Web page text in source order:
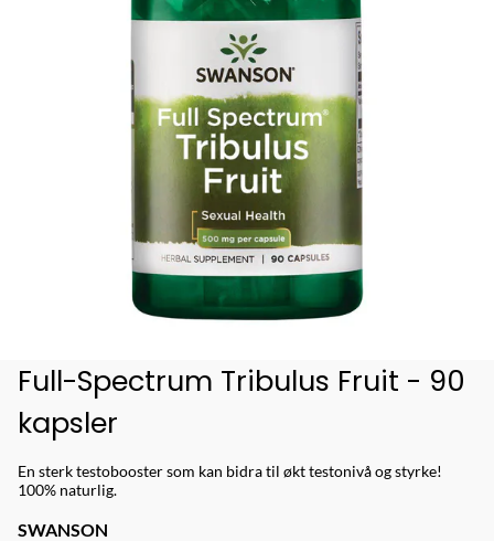
Full-Spectrum Tribulus Fruit - 90
kapsler
En sterk testobooster som kan bidra til økt testonivå og styrke!
100% naturlig.
SWANSON